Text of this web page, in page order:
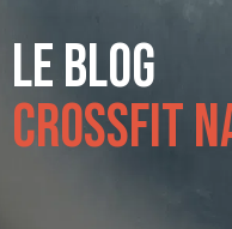
Le blog
CrossFit